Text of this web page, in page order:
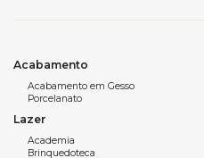
conforto, praticidade e um
acabamento.
O Privilege Residence
lazer e conveniência, com
gourmet, academia, sala de
Acabamento
Acabamento em Gesso
Porcelanato
Lazer
Academia
Brinquedoteca